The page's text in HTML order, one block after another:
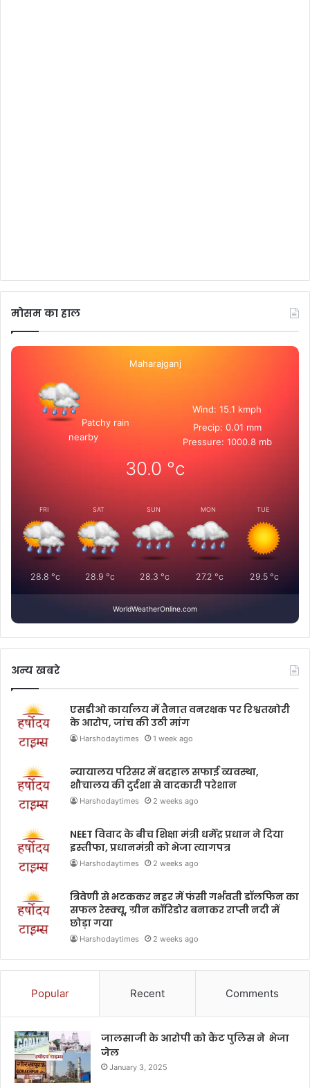
मोसम का हाल
Maharajganj
Patchy rain
nearby
Wind: 15.1 kmph
Precip: 0.01 mm
Pressure: 1000.8 mb
30.0 °c
FRI
28.8 °c
SAT
28.9 °c
SUN
28.3 °c
MON
27.2 °c
TUE
29.5 °c
WorldWeatherOnline.com
अन्य खबरे
एसडीओ कार्यालय में तैनात वनरक्षक पर रिश्वतखोरी
के आरोप, जांच की उठी मांग
Harshodaytimes 1 week ago
न्यायालय परिसर में बदहाल सफाई व्यवस्था,
शौचालय की दुर्दशा से वादकारी परेशान
Harshodaytimes 2 weeks ago
NEET विवाद के बीच शिक्षा मंत्री धर्मेंद्र प्रधान ने दिया
इस्तीफा, प्रधानमंत्री को भेजा त्यागपत्र
Harshodaytimes 2 weeks ago
त्रिवेणी से भटककर नहर में फंसी गर्भवती डॉलफिन का
सफल रेस्क्यू, ग्रीन कॉरिडोर बनाकर राप्ती नदी में
छोड़ा गया
Harshodaytimes 2 weeks ago
Popular Recent Comments
जालसाजी के आरोपी को कैंट पुलिस ने भेजा
जेल
January 3, 2025